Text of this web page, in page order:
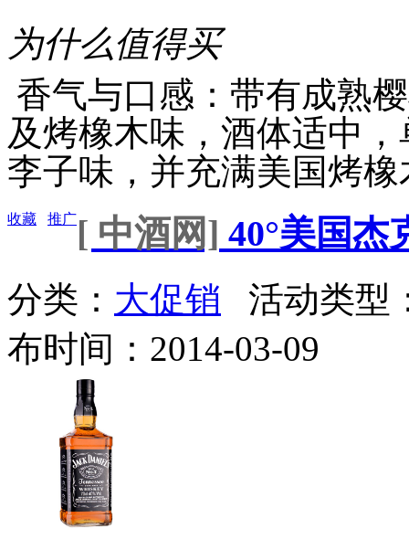
为什么值得买
香气与口感：带有成熟
及烤橡木味，酒体适中
李子味，并充满美国烤橡
收藏 推广[ 中酒网] 40°美国杰
分类： 大促销 活动类型
布时间：2014-03-09